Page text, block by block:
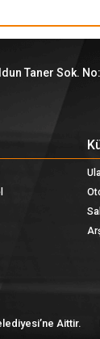
Taner Sok.
Aittir.